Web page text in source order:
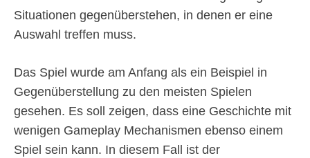
Situationen gegenüberstehen, in denen er eine
Auswahl treffen muss.
Das Spiel wurde am Anfang als ein Beispiel in
Gegenüberstellung zu den meisten Spielen
gesehen. Es soll zeigen, dass eine Geschichte mit
wenigen Gameplay Mechanismen ebenso einem
Spiel sein kann. In diesem Fall ist der